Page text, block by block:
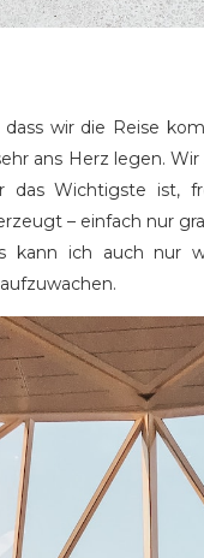
wir die Reise
ans Herz legen.
das Wichtigste ist,
– einfach nur
ich auch nur